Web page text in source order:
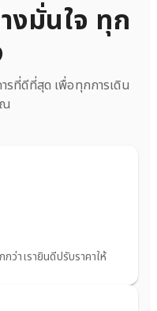
งมั่นใจ ทุก
รที่ดีที่สุด เพื่อทุกการเดิน
ว่าเรายินดีปรับราคาให้